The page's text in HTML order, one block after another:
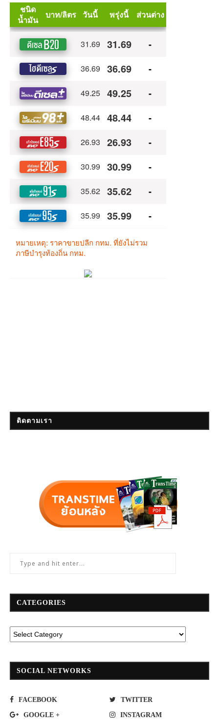
ติดตามเรา
CATEGORIES
SOCIAL NETWORKS
FACEBOOK TWITTER
GOOGLE + INSTAGRAM